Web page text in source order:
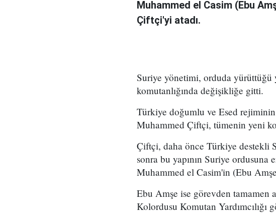
Muhammed el Casim (Ebu
Çiftçi'yi atadı.
Suriye yönetimi, orduda yürüttüğü
komutanlığında değişikliğe gitti.
Türkiye doğumlu ve Esed
Muhammed Çiftçi, tümenin yeni
Çiftçi, daha önce Türkiye destekli
sonra bu yapının Suriye ordusuna
Muhammed el Casim'in (Ebu
Ebu Amşe ise görevden
Kolordusu Komutan Yardımcılığı